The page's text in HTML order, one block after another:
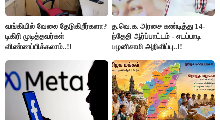
வங்கியில் வேலை தேடுகிறீர்களா?
டிகிரி முடித்தவர்கள்
விண்ணப்பிக்கலாம்..!!
த.வெ.க. அரசை கண்டித்து 14-
ந்தேதி ஆர்ப்பாட்டம் - எடப்பாடி
பழனிசாமி அறிவிப்பு..!!